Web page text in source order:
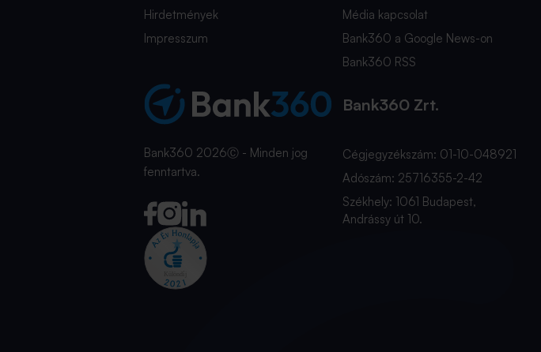
Hirdetmények
Impresszum
Média kapcsolat
Bank360 a Google News-on
Bank360 RSS
Bank360 2026Ⓒ - Minden jog
fenntartva.
Bank360 Zrt.
Cégjegyzékszám: 01-10-048921
Adószám: 25716355-2-42
Székhely: 1061 Budapest,
Andrássy út 10.